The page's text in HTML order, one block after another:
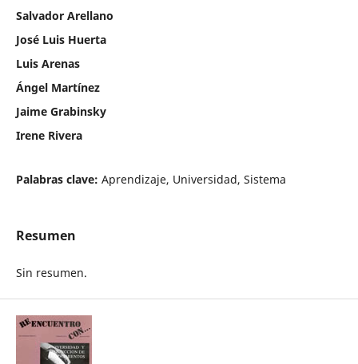
Salvador Arellano
José Luis Huerta
Luis Arenas
Ángel Martínez
Jaime Grabinsky
Irene Rivera
Palabras clave: Aprendizaje, Universidad, Sistema
Resumen
Sin resumen.